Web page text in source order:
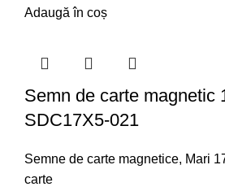
Adaugă în coș
Semn de carte magnetic
SDC17X5-021
Semne de carte magnetice, Mari
carte